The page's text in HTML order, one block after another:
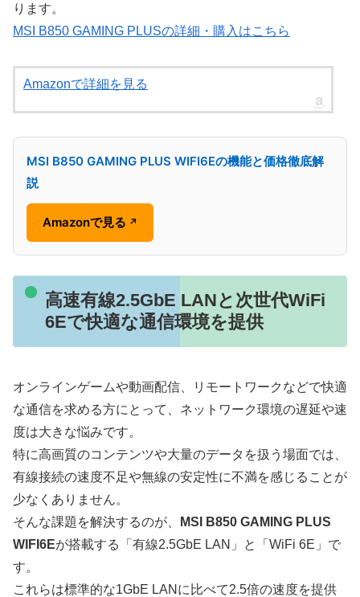
ります。
MSI B850 GAMING PLUSの詳細・購入はこちら
Amazonで詳細を見る
MSI B850 GAMING PLUS WIFI6Eの機能と価格徹底解
説
Amazonで見る ↗
高速有線2.5GbE LANと次世代WiFi
6Eで快適な通信環境を提供
オンラインゲームや動画配信、リモートワークなどで快適
な通信を求める方にとって、ネットワーク環境の遅延や速
度は大きな悩みです。
特に高画質のコンテンツや大量のデータを扱う場面では、
有線接続の速度不足や無線の安定性に不満を感じることが
少なくありません。
そんな課題を解決するのが、
MSI B850 GAMING PLUS
WIFI6Eが搭載する「有線2.5GbE LAN」と「WiFi 6E」で
す。
これらは標準的な1GbE LANに比べて2.5倍の速度を提供